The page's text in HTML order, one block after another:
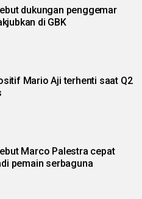
dukungan penggemar
di GBK
Mario Aji terhenti saat Q2
Marco Palestra cepat
pemain serbaguna